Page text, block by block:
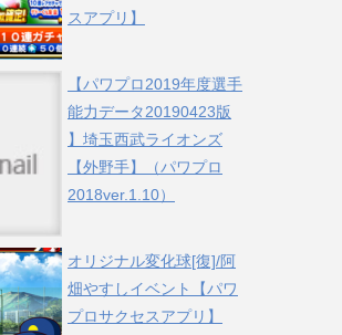
スアプリ】
【パワプロ2019年度選手
能力データ20190423版
】埼玉西武ライオンズ
【外野手】（パワプロ
2018ver.1.10）
オリジナル変化球[復]/阿
畑やすしイベント【パワ
プロサクセスアプリ】